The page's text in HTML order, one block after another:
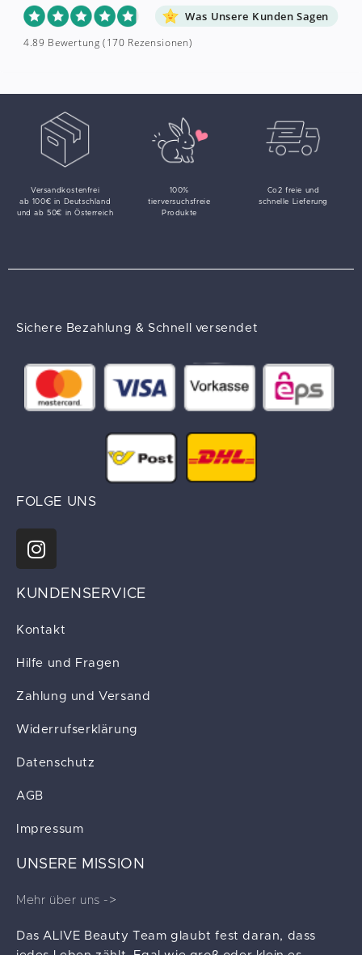
Was Unsere Kunden Sagen
4.89 Bewertung (170 Rezensionen)
Versandkostenfrei
ab 100€ in Deutschland
und ab 50€ in Österreich
100%
tierversuchsfreie
Produkte
Co2 freie und
schnelle Lieferung
Sichere Bezahlung & Schnell versendet
FOLGE UNS
KUNDENSERVICE
Kontakt
Hilfe und Fragen
Zahlung und Versand
Widerrufserklärung
Datenschutz
AGB
Impressum
UNSERE MISSION
Mehr über uns ->
Das ALIVE Beauty Team glaubt fest daran, dass